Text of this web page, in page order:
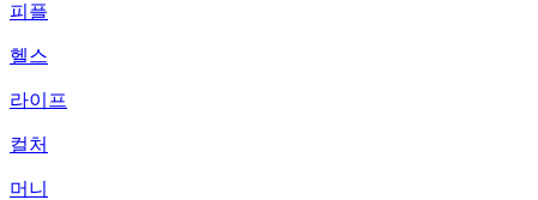
피플
헬스
라이프
컬처
머니